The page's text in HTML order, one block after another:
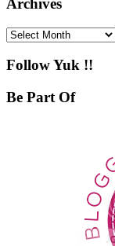
Archives
Archives
Follow Yuk !!
Be Part Of